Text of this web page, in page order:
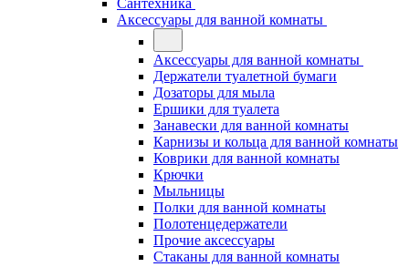
Сантехника
Аксессуары для ванной комнаты
Аксессуары для ванной комнаты
Держатели туалетной бумаги
Дозаторы для мыла
Ершики для туалета
Занавески для ванной комнаты
Карнизы и кольца для ванной комнаты
Коврики для ванной комнаты
Крючки
Мыльницы
Полки для ванной комнаты
Полотенцедержатели
Прочие аксессуары
Стаканы для ванной комнаты